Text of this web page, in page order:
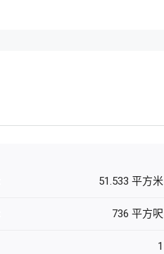
51.533 平方米
736 平方呎
1